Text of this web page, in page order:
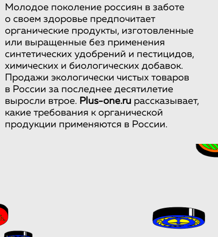
Молодое поколение россиян в заботе
о своем здоровье предпочитает
органические продукты, изготовленные
или выращенные без применения
синтетических удобрений и пестицидов,
химических и биологических добавок.
Продажи экологически чистых товаров
в России за последнее десятилетие
выросли втрое. Plus-one.ru рассказывает,
какие требования к органической
продукции применяются в России.